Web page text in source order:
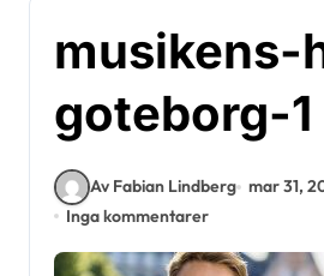
musikens-
goteborg-1
Av Fabian Lindberg mar 31,
Inga kommentarer